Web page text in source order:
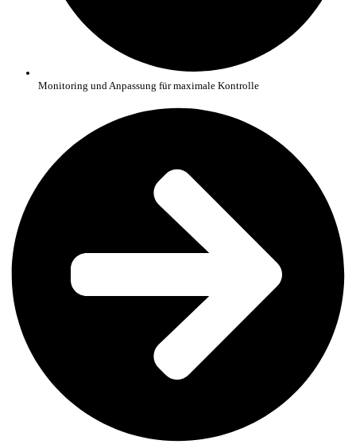
Monitoring und Anpassung für maximale Kontrolle